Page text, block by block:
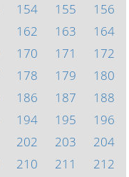
154 155
156
162 163
164
170 171
172
178 179
180
186 187
188
194 195
196
202 203
204
210 211
212